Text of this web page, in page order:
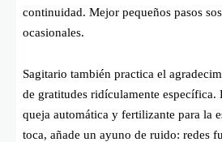
continuidad. Mejor pequeños pasos
ocasionales.
Sagitario también practica el
de gratitudes ridículamente específica.
queja automática y fertilizante para la
toca, añade un ayuno de ruido: redes